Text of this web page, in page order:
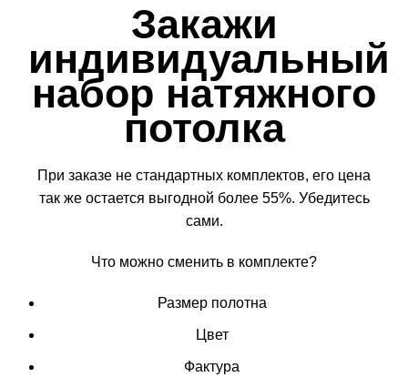
Закажи
индивидуальный
набор натяжного
потолка
При заказе не стандартных комплектов, его цена
так же остается выгодной более 55%. Убедитесь
сами.
Что можно сменить в комплекте?
Размер полотна
Цвет
Фактура